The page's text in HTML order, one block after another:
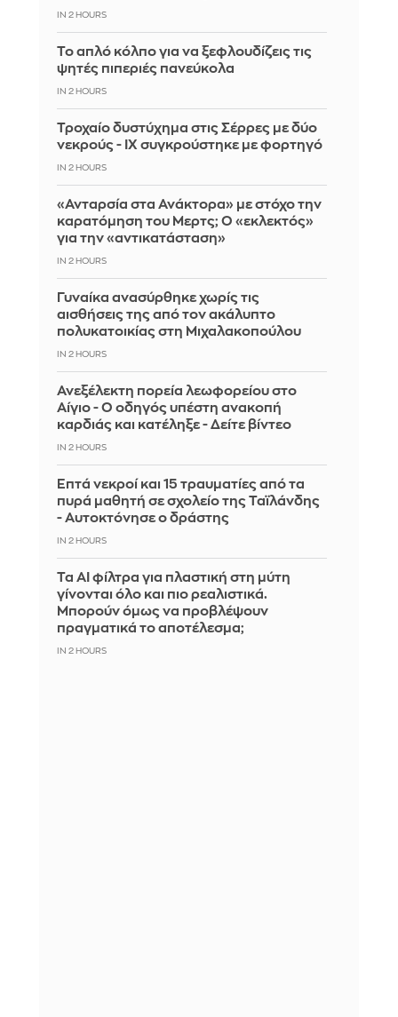
IN 2 HOURS
Το απλό κόλπο για να ξεφλουδίζεις τις
ψητές πιπεριές πανεύκολα
IN 2 HOURS
Τροχαίο δυστύχημα στις Σέρρες με δύο
νεκρούς - ΙΧ συγκρούστηκε με φορτηγό
IN 2 HOURS
«Ανταρσία στα Ανάκτορα» με στόχο την
καρατόμηση του Μερτς; Ο «εκλεκτός»
για την «αντικατάσταση»
IN 2 HOURS
Γυναίκα ανασύρθηκε χωρίς τις
αισθήσεις της από τον ακάλυπτο
πολυκατοικίας στη Μιχαλακοπούλου
IN 2 HOURS
Ανεξέλεκτη πορεία λεωφορείου στο
Αίγιο - Ο οδηγός υπέστη ανακοπή
καρδιάς και κατέληξε - Δείτε βίντεο
IN 2 HOURS
Επτά νεκροί και 15 τραυματίες από τα
πυρά μαθητή σε σχολείο της Ταϊλάνδης
- Αυτοκτόνησε ο δράστης
IN 2 HOURS
Τα AI φίλτρα για πλαστική στη μύτη
γίνονται όλο και πιο ρεαλιστικά.
Μπορούν όμως να προβλέψουν
πραγματικά το αποτέλεσμα;
IN 2 HOURS